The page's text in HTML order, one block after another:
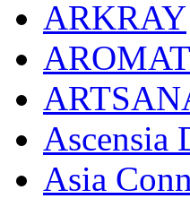
ARKRAY
Ascensia
Asia